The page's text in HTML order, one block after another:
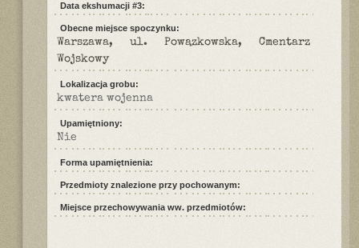
Data ekshumacji #3:
Obecne miejsce spoczynku:
Warszawa, ul. Powązkowska, Cmentarz
Wojskowy
Lokalizacja grobu:
kwatera wojenna
Upamiętniony:
Nie
Forma upamiętnienia:
Przedmioty znalezione przy pochowanym:
Miejsce przechowywania ww. przedmiotów: